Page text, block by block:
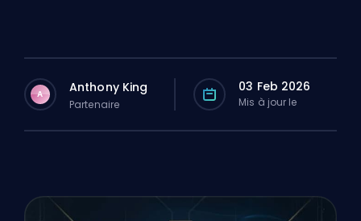
A Anthony King
Partenaire
03 Feb 2026
Mis à jour le